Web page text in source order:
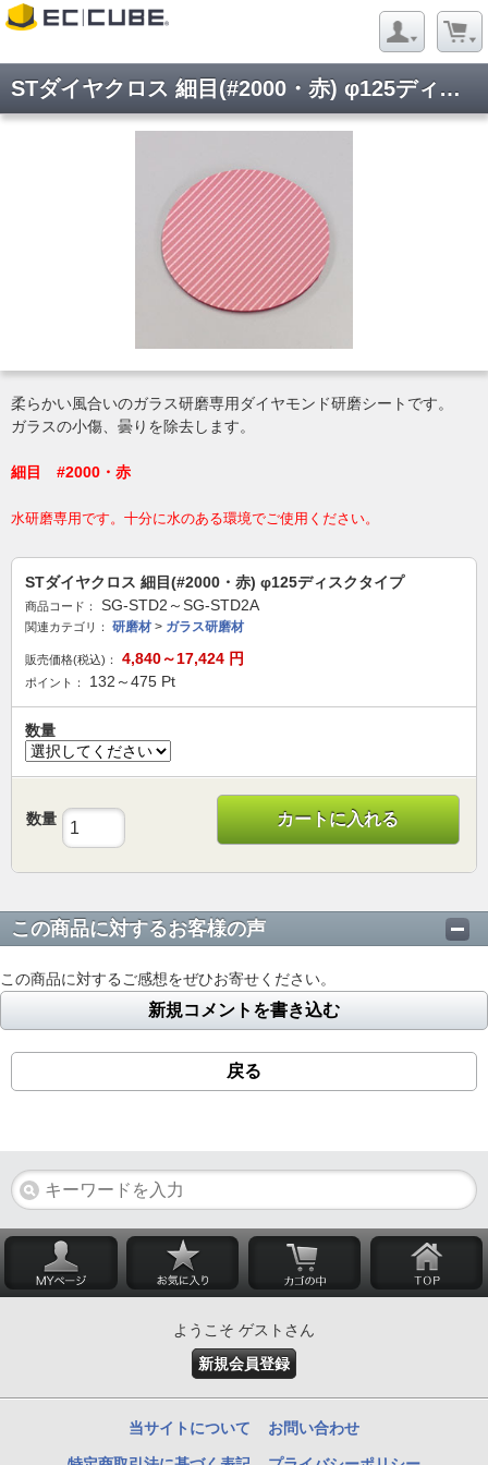
STダイヤクロス 細目(#2000・赤) φ125ディスクタイプ
柔らかい風合いのガラス研磨専用ダイヤモンド研磨シートです。
ガラスの小傷、曇りを除去します。
細目 #2000・赤
水研磨専用です。十分に水のある環境でご使用ください。
STダイヤクロス 細目(#2000・赤) φ125ディスクタイプ
商品コード： SG-STD2～SG-STD2A
関連カテゴリ： 研磨材 > ガラス研磨材
販売価格(税込)： 4,840～17,424 円
ポイント： 132～475 Pt
数量
数量 カートに入れる
この商品に対するお客様の声
この商品に対するご感想をぜひお寄せください。
新規コメントを書き込む
戻る
ようこそ ゲストさん
新規会員登録
当サイトについて お問い合わせ